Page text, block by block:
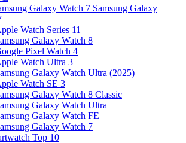
Samsung Galaxy
Watch Series 11
Galaxy Watch 8
Pixel Watch 4
Watch Ultra 3
Galaxy Watch Ultra (2025)
Watch SE 3
Galaxy Watch 8 Classic
Galaxy Watch Ultra
Galaxy Watch FE
Galaxy Watch 7
Top 10